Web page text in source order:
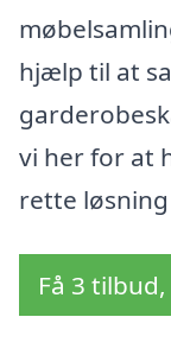
hjælp til at
vi her for at
rette
Få 3